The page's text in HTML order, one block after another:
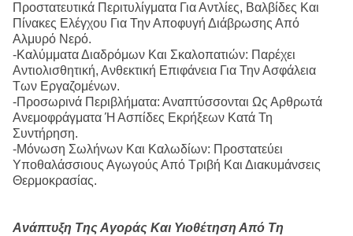
Προστατευτικά Περιτυλίγματα Για Αντλίες, Βαλβίδες Και
Πίνακες Ελέγχου Για Την Αποφυγή Διάβρωσης Από
Αλμυρό Νερό.
-Καλύμματα Διαδρόμων Και Σκαλοπατιών: Παρέχει
Αντιολισθητική, Ανθεκτική Επιφάνεια Για Την Ασφάλεια
Των Εργαζομένων.
-Προσωρινά Περιβλήματα: Αναπτύσσονται Ως Αρθρωτά
Ανεμοφράγματα Ή Ασπίδες Εκρήξεων Κατά Τη
Συντήρηση.
-Μόνωση Σωλήνων Και Καλωδίων: Προστατεύει
Υποθαλάσσιους Αγωγούς Από Τριβή Και Διακυμάνσεις
Θερμοκρασίας.
Ανάπτυξη Της Αγοράς Και Υιοθέτηση Από Τη